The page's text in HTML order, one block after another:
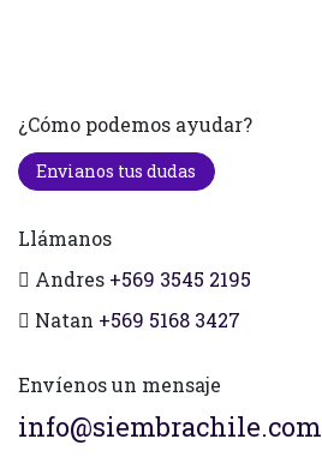
¿Cómo podemos ayudar?
Envianos tus dudas
Llámanos
Andres +569 3545 2195
Natan +569 5168 3427
Envíenos un mensaje
info@siembrachile.com